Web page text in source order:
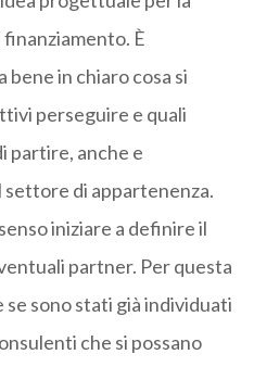
È
in chiaro cosa si
perseguire e quali
partire, anche e
di appartenenza.
iniziare a definire il
partner. Per questa
sono stati già individuati
che si possano